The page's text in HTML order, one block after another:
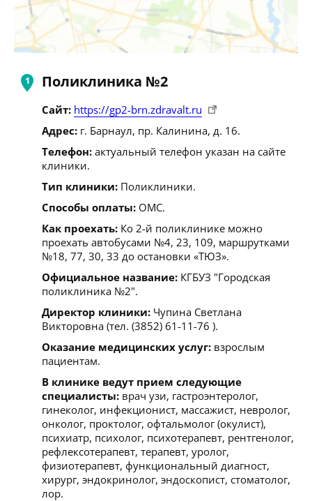
Поликлиника №2
Сайт: https://gp2-brn.zdravalt.ru
Адрес: г. Барнаул, пр. Калинина, д. 16.
Телефон: актуальный телефон указан на сайте
клиники.
Тип клиники: Поликлиники.
Способы оплаты: ОМС.
Как проехать: Ко 2-й поликлинике можно
проехать автобусами №4, 23, 109, маршрутками
№18, 77, 30, 33 до остановки «ТЮЗ».
Официальное название: КГБУЗ "Городская
поликлиника №2".
Директор клиники: Чупина Светлана
Викторовна (тел. (3852) 61-11-76 ).
Оказание медицинских услуг: взрослым
пациентам.
В клинике ведут прием следующие
специалисты: врач узи, гастроэнтеролог,
гинеколог, инфекционист, массажист, невролог,
онколог, проктолог, офтальмолог (окулист),
психиатр, психолог, психотерапевт, рентгенолог,
рефлексотерапевт, терапевт, уролог,
физиотерапевт, функциональный диагност,
хирург, эндокринолог, эндоскопист, стоматолог,
лор.